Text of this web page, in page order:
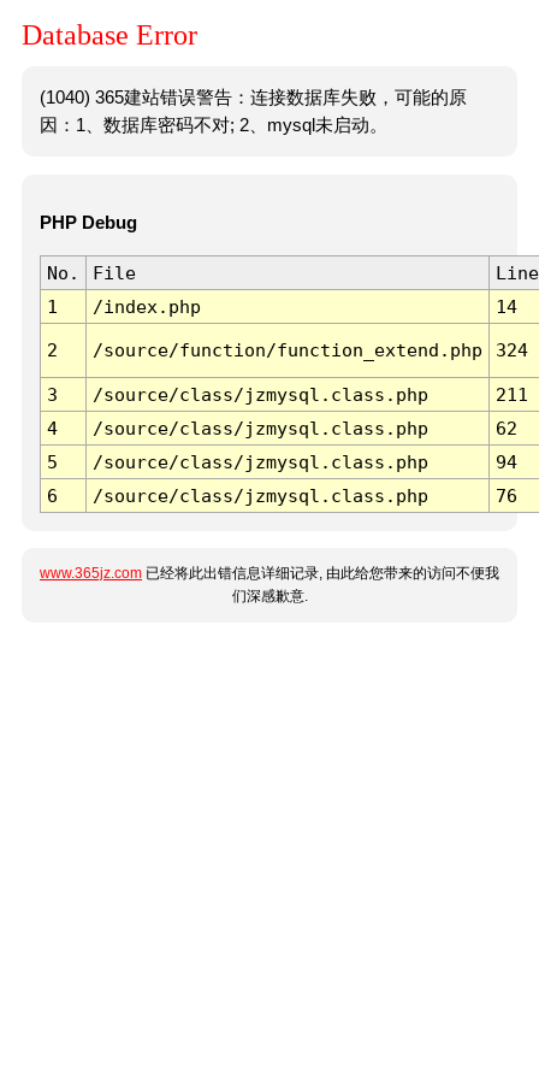
Database Error
(1040) 365建站错误警告：连接数据库失败，可能的原
因：1、数据库密码不对; 2、mysql未启动。
PHP Debug
No. File
Line
1
/index.php 14
2 /source/function/function_extend.php 324
3 /source/class/jzmysql.class.php
211
4
/source/class/jzmysql.class.php
62
5
/source/class/jzmysql.class.php
94
6
/source/class/jzmysql.class.php 76
www.365jz.com 已经将此出错信息详细记录, 由此给您带来的访问不便我
们深感歉意.